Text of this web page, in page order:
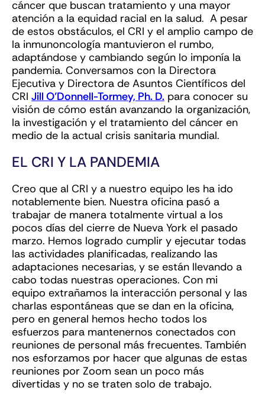
cáncer que buscan tratamiento y una mayor
atención a la equidad racial en la salud. A pesar
de estos obstáculos, el CRI y el amplio campo de
la inmunoncología mantuvieron el rumbo,
adaptándose y cambiando según lo imponía la
pandemia. Conversamos con la Directora
Ejecutiva y Directora de Asuntos Científicos del
CRI Jill O’Donnell-Tormey, Ph. D. para conocer su
visión de cómo están avanzando la organización,
la investigación y el tratamiento del cáncer en
medio de la actual crisis sanitaria mundial.
EL CRI Y LA PANDEMIA
Creo que al CRI y a nuestro equipo les ha ido
notablemente bien. Nuestra oficina pasó a
trabajar de manera totalmente virtual a los
pocos días del cierre de Nueva York el pasado
marzo. Hemos logrado cumplir y ejecutar todas
las actividades planificadas, realizando las
adaptaciones necesarias, y se están llevando a
cabo todas nuestras operaciones. Con mi
equipo extrañamos la interacción personal y las
charlas espontáneas que se dan en la oficina,
pero en general hemos hecho todos los
esfuerzos para mantenernos conectados con
reuniones de personal más frecuentes. También
nos esforzamos por hacer que algunas de estas
reuniones por Zoom sean un poco más
divertidas y no se traten solo de trabajo.